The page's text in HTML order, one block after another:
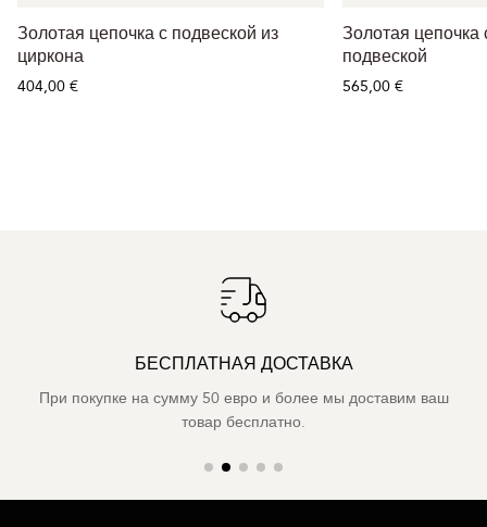
Золотая цепочка с подвеской из
циркона
404,00 €
Золотая
подвеской
565,00 €
БЕСПЛАТНАЯ ДОСТАВКА
При покупке на сумму 50 евро и более мы доставим ваш
товар бесплатно.